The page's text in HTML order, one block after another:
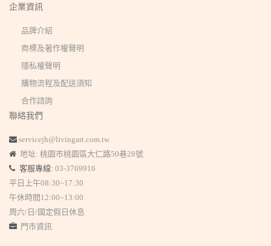
企業資訊
品牌介紹
商標及著作權聲明
隱私權聲明
購物流程及配送須知
合作諮詢
聯絡我們
servicejh@livingart.com.tw
地址: 桃園市桃園區大仁路50巷28號
客服專線: 03-3769916
平日上午08:30~17:30
午休時間12:00~13:00
周六/日/國定假日休息
門市資訊